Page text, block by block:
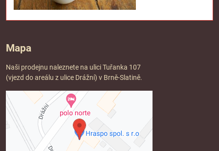
Mapa
Naši prodejnu naleznete na ulici Tuřanka 107
(vjezd do areálu z ulice Drážní) v Brně-Slatině.